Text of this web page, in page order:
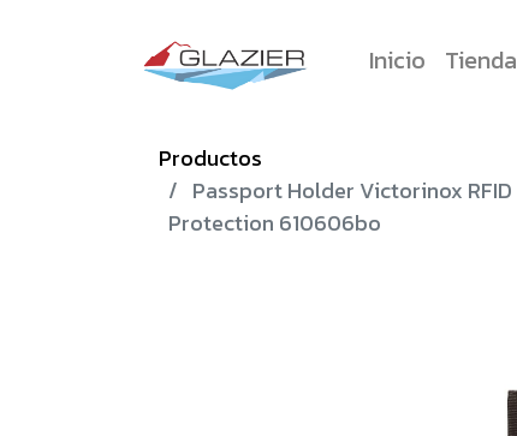
Inicio Tienda
Productos
Passport Holder Victorinox RFID
Protection 610606bo